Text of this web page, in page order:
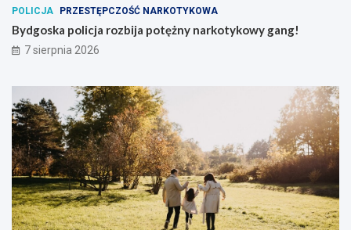
POLICJA PRZESTĘPCZOŚĆ NARKOTYKOWA
Bydgoska policja rozbija potężny narkotykowy gang!
7 sierpnia 2026